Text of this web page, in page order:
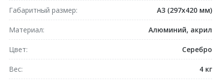
Габаритный размер A3 (297x420 мм)
Материал Алюминий, акрил
Цвет Серебро
Вес 4 кг